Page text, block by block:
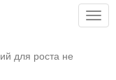
для роста не